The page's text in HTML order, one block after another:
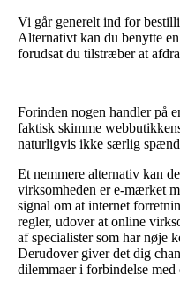
Vi går generelt ind for
Alternativt kan du benytte
forudsat du tilstræber at
Forinden nogen handler på
faktisk skimme
naturligvis ikke særlig
Et nemmere alternativ kan
virksomheden er e-mærket
signal om at internet
regler, udover at online
af specialister som har nøje
Derudover giver det dig
dilemmaer i forbindelse med